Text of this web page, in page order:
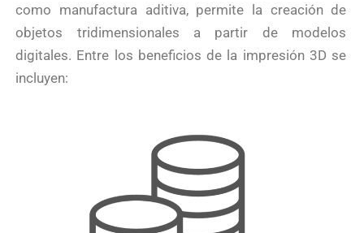
como manufactura aditiva, permite la creación de
objetos tridimensionales a partir de modelos
digitales. Entre los beneficios de la impresión 3D se
incluyen: